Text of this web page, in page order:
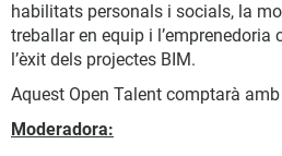
habilitats personals i socials, la
treballar en equip i l’emprenedoria
l’èxit dels projectes BIM.
Aquest Open Talent comptarà
Moderadora: